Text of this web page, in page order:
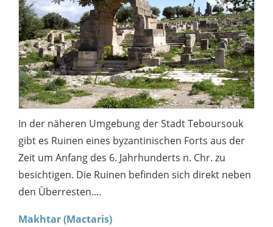
In der näheren Umgebung der Stadt Teboursouk
gibt es Ruinen eines byzantinischen Forts aus der
Zeit um Anfang des 6. Jahrhunderts n. Chr. zu
besichtigen. Die Ruinen befinden sich direkt neben
den Überresten....
Makhtar (Mactaris)